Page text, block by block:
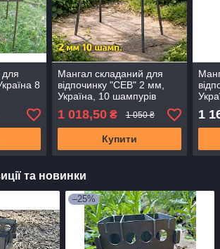
для
8
Мангал складаний для
відпочинку "СЕВ" 2 мм,
Україна, 10 шампурів
1 018,50₴ 1 050 ₴
Купити
1
та новинки
–25%